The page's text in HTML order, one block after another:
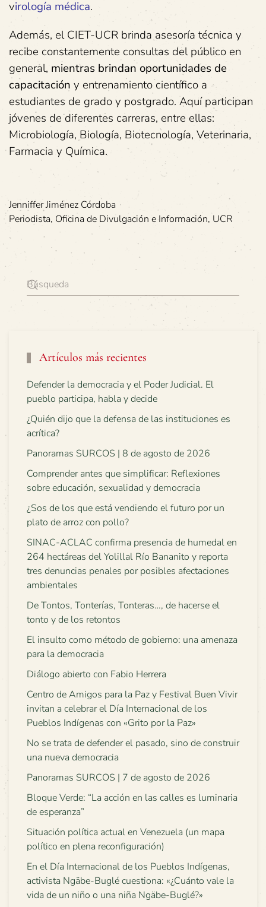
virología médica.
Además, el CIET-UCR brinda asesoría técnica y
recibe constantemente consultas del público en
general, mientras brindan oportunidades de
capacitación y entrenamiento científico a
estudiantes de grado y postgrado. Aquí participan
jóvenes de diferentes carreras, entre ellas:
Microbiología, Biología, Biotecnología, Veterinaria,
Farmacia y Química.
Jenniffer Jiménez Córdoba
Periodista, Oficina de Divulgación e Información, UCR
Artículos más recientes
Defender la democracia y el Poder Judicial. El
pueblo participa, habla y decide
¿Quién dijo que la defensa de las instituciones es
acrítica?
Panoramas SURCOS | 8 de agosto de 2026
Comprender antes que simplificar: Reflexiones
sobre educación, sexualidad y democracia
¿Sos de los que está vendiendo el futuro por un
plato de arroz con pollo?
SINAC-ACLAC confirma presencia de humedal en
264 hectáreas del Yolillal Río Bananito y reporta
tres denuncias penales por posibles afectaciones
ambientales
De Tontos, Tonterías, Tonteras…, de hacerse el
tonto y de los retontos
El insulto como método de gobierno: una amenaza
para la democracia
Diálogo abierto con Fabio Herrera
Centro de Amigos para la Paz y Festival Buen Vivir
invitan a celebrar el Día Internacional de los
Pueblos Indígenas con «Grito por la Paz»
No se trata de defender el pasado, sino de construir
una nueva democracia
Panoramas SURCOS | 7 de agosto de 2026
Bloque Verde: “La acción en las calles es luminaria
de esperanza”
Situación política actual en Venezuela (un mapa
político en plena reconfiguración)
En el Día Internacional de los Pueblos Indígenas,
activista Ngäbe-Buglé cuestiona: «¿Cuánto vale la
vida de un niño o una niña Ngäbe-Buglé?»